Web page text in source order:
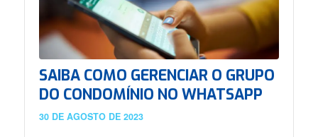
SAIBA COMO GERENCIAR O GRUPO
DO CONDOMÍNIO NO WHATSAPP
30 DE AGOSTO DE 2023